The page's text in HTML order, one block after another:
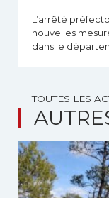
L’arrêté
nouvelles
dans le
TOUTES LES